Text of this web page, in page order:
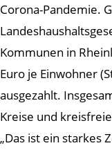
Corona-Pandemie.
Kommunen in
Euro je Einwohner
ausgezahlt.
Kreise und
„Das ist ein starkes